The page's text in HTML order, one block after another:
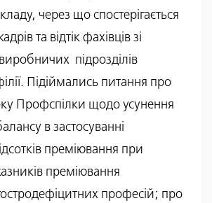
через що спостерігається
та відтік фахівців зі
підрозділів
Підіймались питання про
Профспілки щодо усунення
в застосуванні
преміювання при
преміювання
професій; про